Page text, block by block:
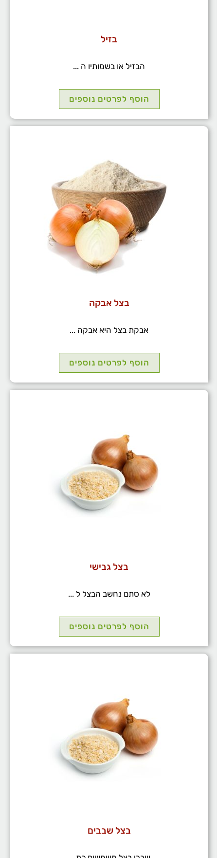
בזיל
הבזיל או בשמותיו ה ...
הוסף לפרטים נוספים
בצל אבקה
אבקת בצל היא אבקה ...
הוסף לפרטים נוספים
בצל גבישי
לא סתם נחשב הבצל ל ...
הוסף לפרטים נוספים
בצל שבבים